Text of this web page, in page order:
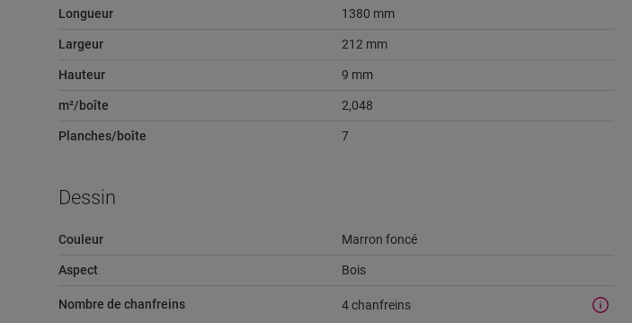
Longueur 1380 mm
Largeur 212 mm
Hauteur 9 mm
m²/boîte 2,048
Planches/boîte 7
Dessin
Couleur Marron foncé
Aspect Bois
Nombre de chanfreins 4 chanfreins